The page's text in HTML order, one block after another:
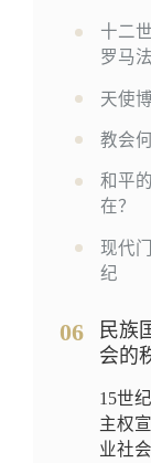
十二
罗马法
天使
教会
和平
在？
现代
纪
06
民族
会的
15世
主权
业社